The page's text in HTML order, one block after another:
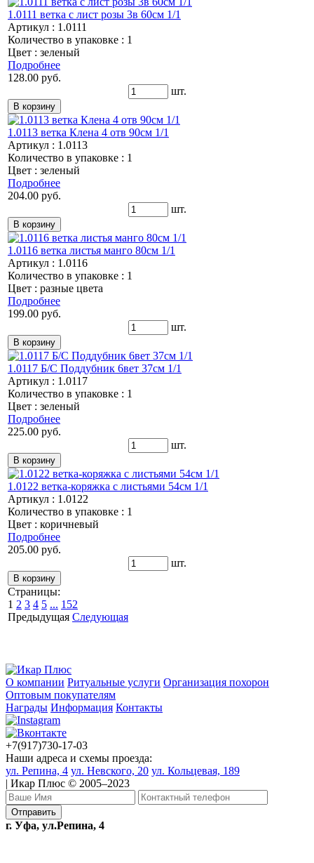
1.0111 ветка с лист розы 3в 60см 1/1
Артикул : 1.0111
Количество в упаковке : 1
Цвет : зеленый
Подробнее
128.00 руб.
шт.
1.0113 ветка Клена 4 отв 90см 1/1
Артикул : 1.0113
Количество в упаковке : 1
Цвет : зеленый
Подробнее
204.00 руб.
шт.
1.0116 ветка листья манго 80см 1/1
Артикул : 1.0116
Количество в упаковке : 1
Цвет : разные цвета
Подробнее
199.00 руб.
шт.
1.0117 Б/С Поддубник 6вет 37см 1/1
Артикул : 1.0117
Количество в упаковке : 1
Цвет : зеленый
Подробнее
225.00 руб.
шт.
1.0122 ветка-коряжка с листьями 54см 1/1
Артикул : 1.0122
Количество в упаковке : 1
Цвет : коричневый
Подробнее
205.00 руб.
шт.
Страницы:
1 2 3 4 5 ... 152
Предыдущая Следующая
О компании Ритуальные услуги Организация похорон
Оптовым покупателям
Награды Информация Контакты
+7(917)730-17-03
Наши адреса и схемы проезда:
ул. Репина, 4 ул. Невского, 20 ул. Кольцевая, 189
| Икар Плюс © 2005–2023
г. Уфа, ул.Репина, 4